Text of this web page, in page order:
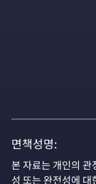
면책성명:
본 자료는 개인의
성 또는 완전성에